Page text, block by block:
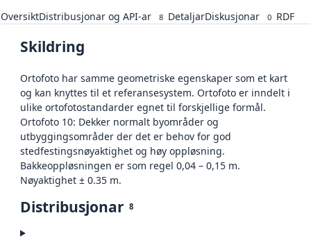
OversiktDistribusjonar og API-ar 8 DetaljarDiskusjonar 0 RDF
Skildring
Ortofoto har samme geometriske egenskaper som et kart
og kan knyttes til et referansesystem. Ortofoto er inndelt i
ulike ortofotostandarder egnet til forskjellige formål.
Ortofoto 10: Dekker normalt byområder og
utbyggingsområder der det er behov for god
stedfestingsnøyaktighet og høy oppløsning.
Bakkeoppløsningen er som regel 0,04 – 0,15 m.
Nøyaktighet ± 0.35 m.
Distribusjonar 8